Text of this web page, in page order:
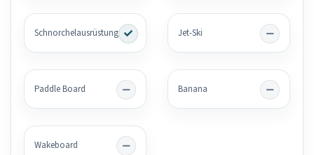
Schnorchelausrüstung Jet-Ski
Paddle Board Banana
Wakeboard